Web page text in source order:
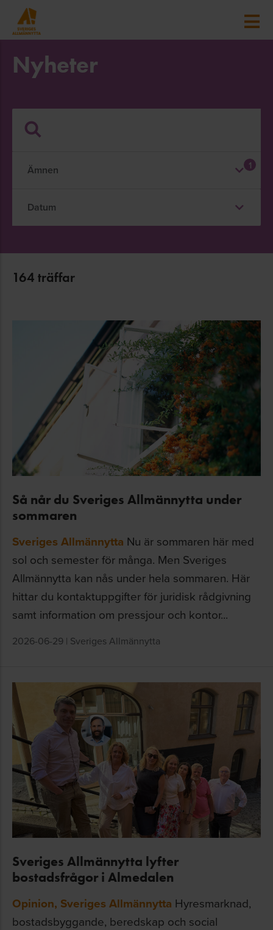
Nyheter
Ämnen 1
Datum
164 träffar
Så når du Sveriges Allmännytta under
sommaren
Sveriges Allmännytta Nu är sommaren här med
sol och semester för många. Men Sveriges
Allmännytta kan nås under hela sommaren. Här
hittar du kontaktuppgifter för juridisk rådgivning
samt information om pressjour och kontor...
2026-06-29 | Sveriges Allmännytta
Sveriges Allmännytta lyfter
bostadsfrågor i Almedalen
Opinion, Sveriges Allmännytta Hyresmarknad,
bostadsbyggande, beredskap och social